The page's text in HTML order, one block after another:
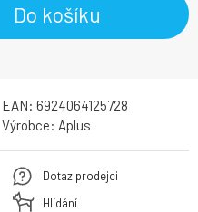
Do košíku
EAN: 6924064125728
Výrobce: Aplus
Dotaz prodejci
Hlídání